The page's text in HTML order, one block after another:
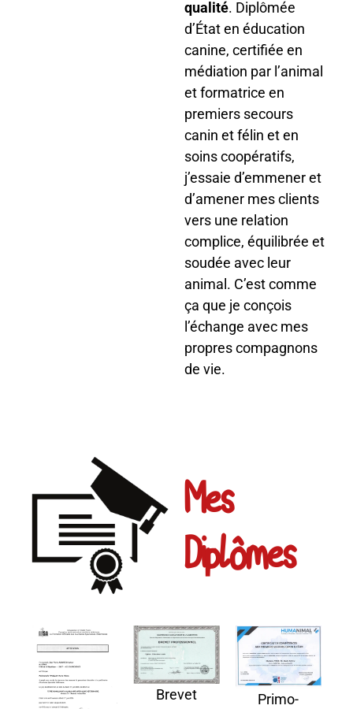
qualité. Diplômée
d’État en éducation
canine, certifiée en
médiation par l’animal
et formatrice en
premiers secours
canin et félin et en
soins coopératifs,
j’essaie d’emmener et
d’amener mes clients
vers une relation
complice, équilibrée et
soudée avec leur
animal. C’est comme
ça que je conçois
l’échange avec mes
propres compagnons
de vie.
Mes
Diplômes
Brevet
Primo-